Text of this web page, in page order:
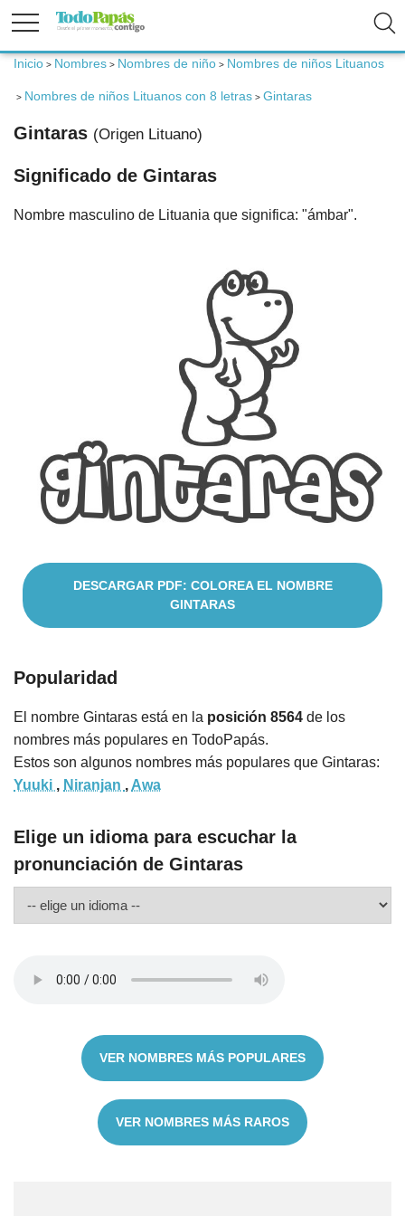
Fertilidad
Embarazo
Bebé
Niños
Inicio > Nombres > Nombres de niño > Nombres de niños Lituanos
> Nombres de niños Lituanos con 8 letras > Gintaras
Gintaras (Origen Lituano)
Significado de Gintaras
Nombre masculino de Lituania que significa: "ámbar".
DESCARGAR PDF: COLOREA EL NOMBRE
GINTARAS
Popularidad
El nombre Gintaras está en la posición 8564 de los
nombres más populares en TodoPapás.
Estos son algunos nombres más populares que Gintaras:
Yuuki , Niranjan , Awa
Elige un idioma para escuchar la
pronunciación de Gintaras
VER NOMBRES MÁS POPULARES
VER NOMBRES MÁS RAROS